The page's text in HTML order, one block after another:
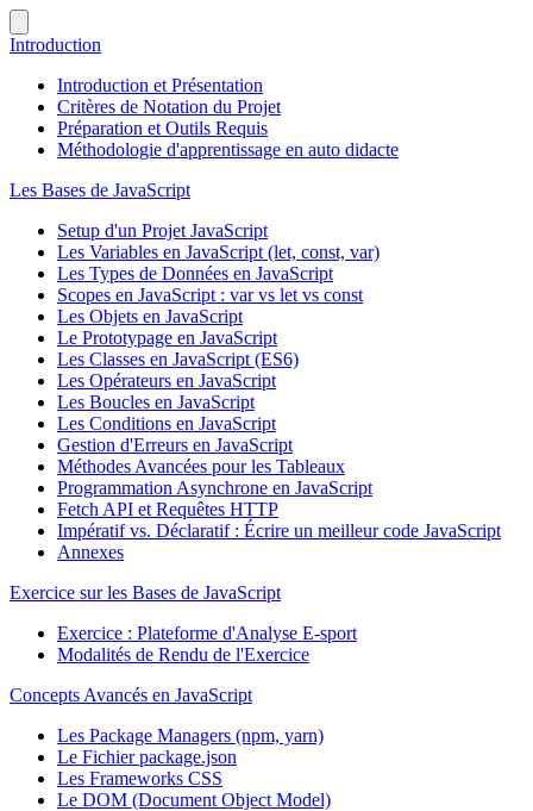
Introduction
Introduction et Présentation
Critères de Notation du Projet
Préparation et Outils Requis
Méthodologie d'apprentissage en auto didacte
Les Bases de JavaScript
Setup d'un Projet JavaScript
Les Variables en JavaScript (let, const, var)
Les Types de Données en JavaScript
Scopes en JavaScript : var vs let vs const
Les Objets en JavaScript
Le Prototypage en JavaScript
Les Classes en JavaScript (ES6)
Les Opérateurs en JavaScript
Les Boucles en JavaScript
Les Conditions en JavaScript
Gestion d'Erreurs en JavaScript
Méthodes Avancées pour les Tableaux
Programmation Asynchrone en JavaScript
Fetch API et Requêtes HTTP
Impératif vs. Déclaratif : Écrire un meilleur code JavaScript
Annexes
Exercice sur les Bases de JavaScript
Exercice : Plateforme d'Analyse E-sport
Modalités de Rendu de l'Exercice
Concepts Avancés en JavaScript
Les Package Managers (npm, yarn)
Le Fichier package.json
Les Frameworks CSS
Le DOM (Document Object Model)